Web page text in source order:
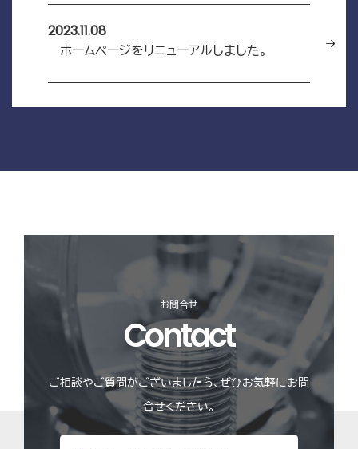
2023.11.08
ホームページをリニューアルしました。
お問合せ
Contact
ご相談やご質問がございましたら、ぜひお気軽にお問
合せください。